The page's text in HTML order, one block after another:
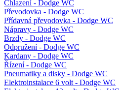
Chlazení - Dodge WC
Převodovka - Dodge WC
Přídavná převodovka - Dodge WC
Nápravy - Dodge WC
Brzdy - Dodge WC
Odpružení - Dodge WC
Kardany - Dodge WC
Řízení - Dodge WC
Pneumatiky a disky - Dodge WC
Elektroinstalace 6 volt - Dodge WC